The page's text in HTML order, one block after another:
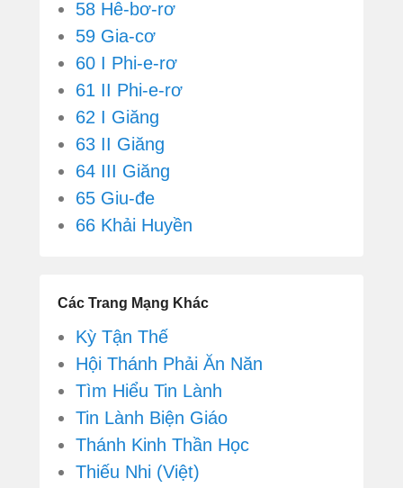
58 Hê-bơ-rơ
59 Gia-cơ
60 I Phi-e-rơ
61 II Phi-e-rơ
62 I Giăng
63 II Giăng
64 III Giăng
65 Giu-đe
66 Khải Huyền
Các Trang Mạng Khác
Kỳ Tận Thế
Hội Thánh Phải Ăn Năn
Tìm Hiểu Tin Lành
Tin Lành Biện Giáo
Thánh Kinh Thần Học
Thiếu Nhi (Việt)